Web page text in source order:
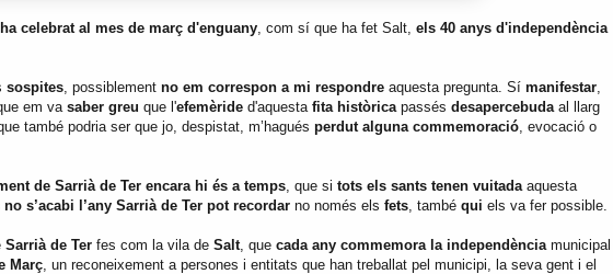
celebrat al mes de març d'enguany , com sí que ha fet Salt, els 40 anys d'independència
sospites , possiblement no em correspon a mi respondre aquesta pregunta. Sí manifestar
em va saber greu que l'efemèride d'aquesta fita històrica passés desapercebuda al llarg
també podria ser que jo, despistat, m’hagués perdut alguna commemoració , evocació o
de Sarrià de Ter encara hi és a temps , que si tots els sants tenen vuitada aquesta
no s’acabi l’any Sarrià de Ter pot recordar no només els fets , també qui els va fer possible.
Sarrià de Ter fes com la vila de Salt , que cada any commemora la independència municipal
Març , un reconeixement a persones i entitats que han treballat pel municipi, la seva gent i el